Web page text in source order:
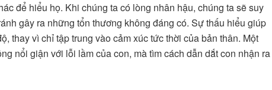
để hiểu họ. Khi chúng ta có lòng nhân hậu, chúng ta sẽ suy
gây ra những tổn thương không đáng có. Sự thấu hiểu giúp
thay vì chỉ tập trung vào cảm xúc tức thời của bản thân. Một
nổi giận với lỗi lầm của con, mà tìm cách dẫn dắt con nhận ra